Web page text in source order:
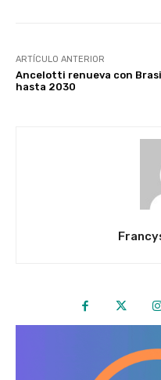
ARTÍCULO ANTERIOR
Ancelotti renueva con
hasta 2030